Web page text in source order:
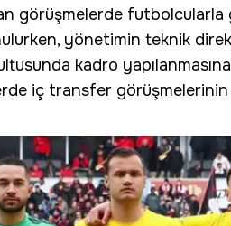
görüşmelerde
yönetimin teknik
kadro
iç transfer